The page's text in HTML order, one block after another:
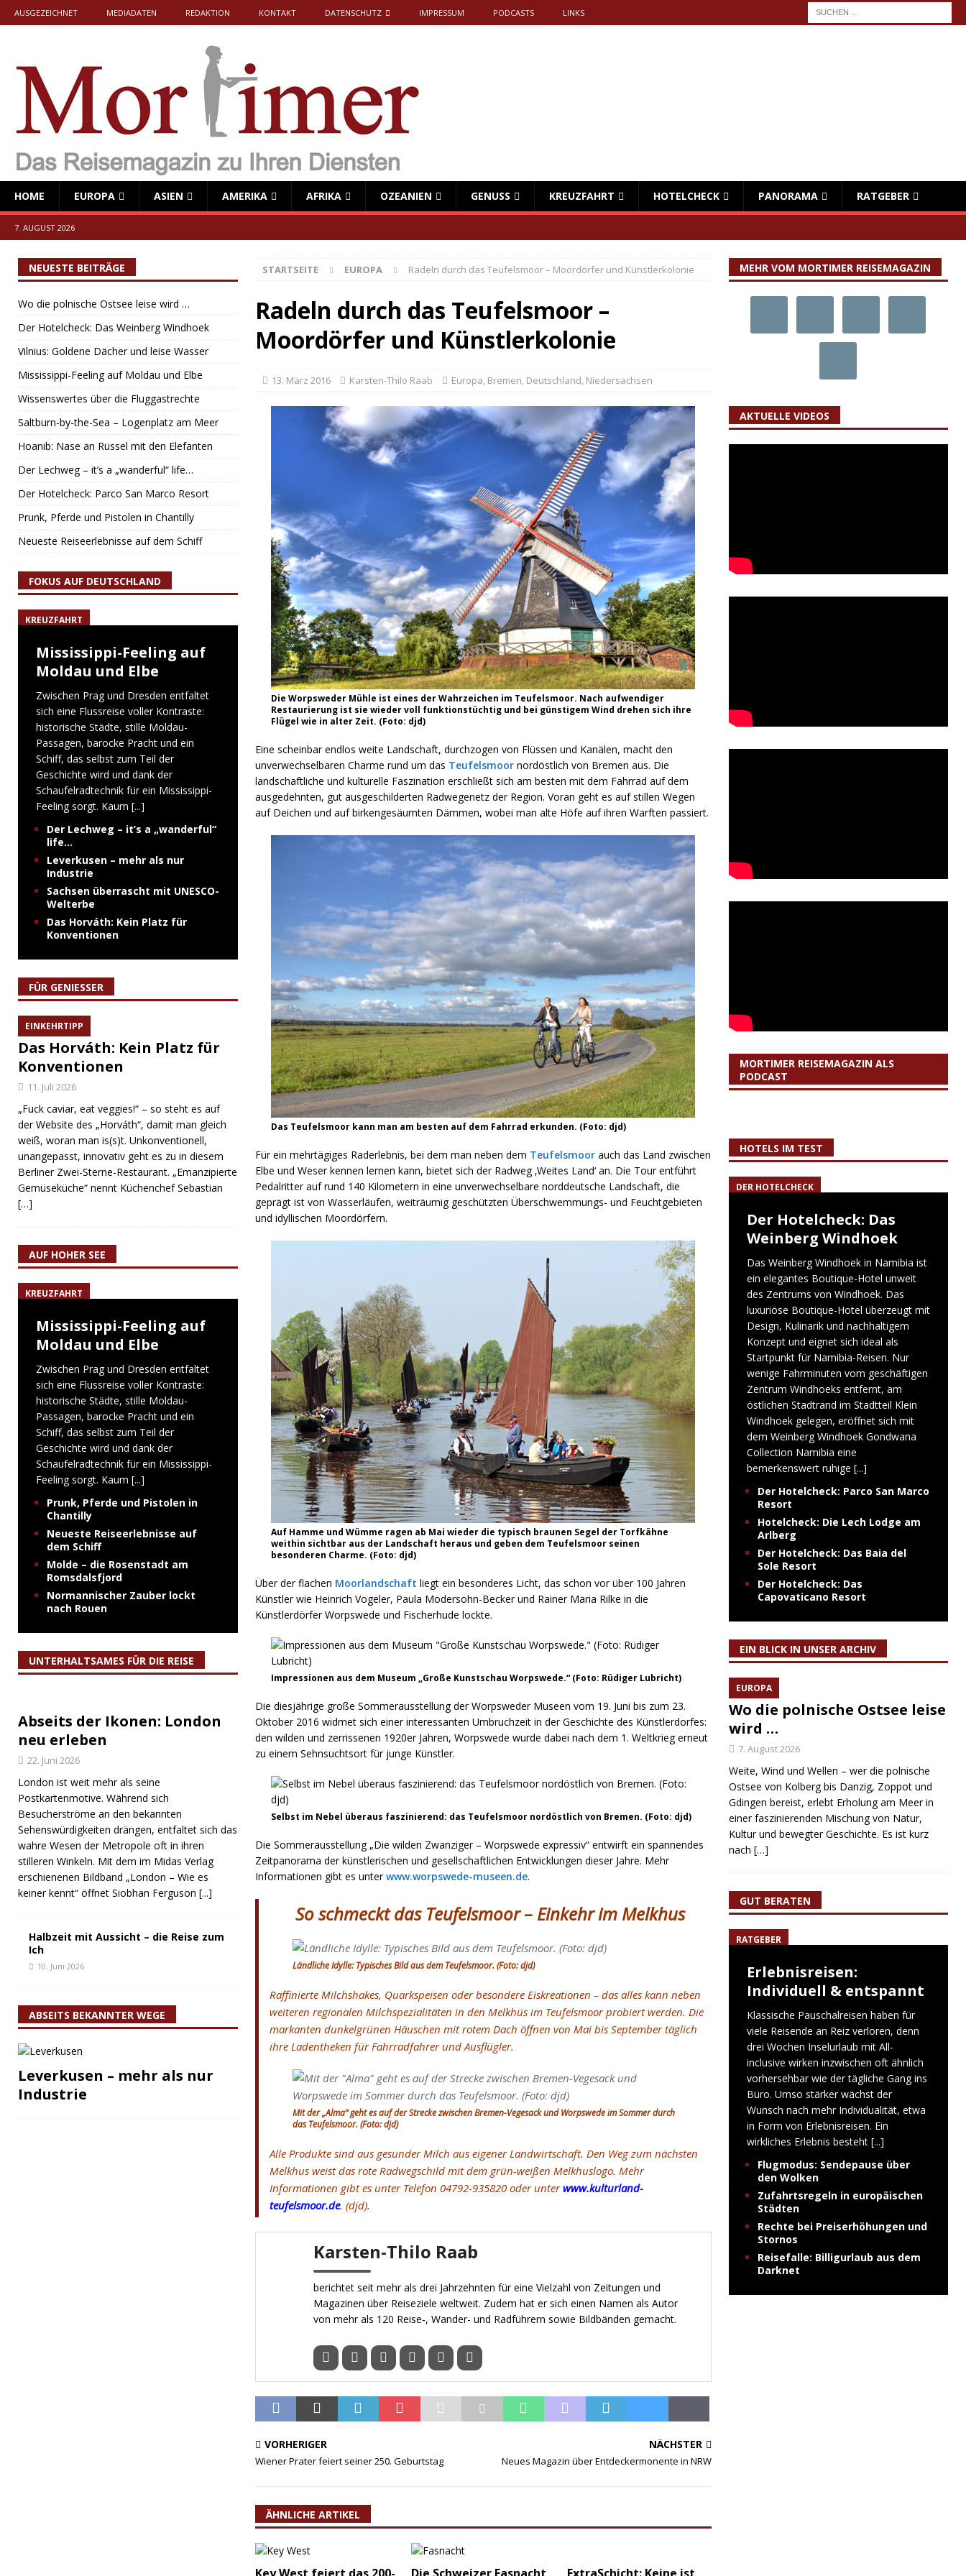
AUSGEZEICHNET MEDIADATEN REDAKTION KONTAKT DATENSCHUTZ IMPRESSUM PODCASTS LINKS
HOME EUROPA ASIEN AMERIKA AFRIKA OZEANIEN GENUSS KREUZFAHRT HOTELCHECK PANORAMA RATGEBER
7. AUGUST 2026
STARTSEITE EUROPA Radeln durch das Teufelsmoor – Moordörfer und Künstlerkolonie
Radeln durch das Teufelsmoor –
Moordörfer und Künstlerkolonie
13. März 2016 Karsten-Thilo Raab Europa, Bremen, Deutschland, Niedersachsen
Die Worpsweder Mühle ist eines der Wahrzeichen im Teufelsmoor. Nach aufwendiger
Restaurierung ist sie wieder voll funktionstüchtig und bei günstigem Wind drehen sich ihre
Flügel wie in alter Zeit. (Foto: djd)
Eine scheinbar endlos weite Landschaft, durchzogen von Flüssen und Kanälen, macht den
unverwechselbaren Charme rund um das Teufelsmoornordöstlich von Bremen aus. Die
landschaftliche und kulturelle Faszination erschließt sich am besten mit dem Fahrrad auf dem
ausgedehnten, gut ausgeschilderten Radwegenetz der Region. Voran geht es auf stillen Wegen
auf Deichen und auf birkengesäumten Dämmen, wobei man alte Höfe auf ihren Warften passiert.
Das Teufelsmoor kann man am besten auf dem Fahrrad erkunden. (Foto: djd)
Für ein mehrtägiges Raderlebnis, bei dem man neben dem Teufelsmoorauch das Land zwischen
Elbe und Weser kennen lernen kann, bietet sich der Radweg ‚Weites Land‘ an. Die Tour entführt
Pedalritter auf rund 140 Kilometern in eine unverwechselbare norddeutsche Landschaft, die
geprägt ist von Wasserläufen, weiträumig geschützten Überschwemmungs- und Feuchtgebieten
und idyllischen Moordörfern.
Auf Hamme und Wümme ragen ab Mai wieder die typisch braunen Segel der Torfkähne
weithin sichtbar aus der Landschaft heraus und geben dem Teufelsmoor seinen
besonderen Charme. (Foto: djd)
Über der flachen Moorlandschaft liegt ein besonderes Licht, das schon vor über 100 Jahren
Künstler wie Heinrich Vogeler, Paula Modersohn-Becker und Rainer Maria Rilke in die
Künstlerdörfer Worpswede und Fischerhude lockte.
Impressionen aus dem Museum „Große Kunstschau Worpswede.“ (Foto: Rüdiger Lubricht)
Die diesjährige große Sommerausstellung der Worpsweder Museen vom 19. Juni bis zum 23.
Oktober 2016 widmet sich einer interessanten Umbruchzeit in der Geschichte des Künstlerdorfes:
den wilden und zerrissenen 1920er Jahren, Worpswede wurde dabei nach dem 1. Weltkrieg erneut
zu einem Sehnsuchtsort für junge Künstler.
Selbst im Nebel überaus faszinierend: das Teufelsmoor nordöstlich von Bremen. (Foto: djd)
Die Sommerausstellung „Die wilden Zwanziger – Worpswede expressiv“ entwirft ein spannendes
Zeitpanorama der künstlerischen und gesellschaftlichen Entwicklungen dieser Jahre. Mehr
Informationen gibt es unterwww.worpswede-museen.de.
So schmeckt das Teufelsmoor – Einkehr im Melkhus
Ländliche Idylle: Typisches Bild aus dem Teufelsmoor. (Foto: djd)
Raffinierte Milchshakes, Quarkspeisen oder besondere Eiskreationen – das alles kann neben
weiteren regionalen Milchspezialitäten in den Melkhüs im Teufelsmoor probiert werden. Die
markanten dunkelgrünen Häuschen mit rotem Dach öffnen von Mai bis September täglich
ihre Ladentheken für Fahrradfahrer und Ausflügler.
Mit der „Alma“ geht es auf der Strecke zwischen Bremen-Vegesack und Worpswede im Sommer durch
das Teufelsmoor. (Foto: djd)
Alle Produkte sind aus gesunder Milch aus eigener Landwirtschaft. Den Weg zum nächsten
Melkhus weist das rote Radwegschild mit dem grün-weißen Melkhuslogo. Mehr
Informationen gibt es unter Telefon 04792-935820 oder unterwww.kulturland-
teufelsmoor.de. (djd).
Karsten-Thilo Raab
berichtet seit mehr als drei Jahrzehnten für eine Vielzahl von Zeitungen und
Magazinen über Reiseziele weltweit. Zudem hat er sich einen Namen als Autor
von mehr als 120 Reise-, Wander- und Radführern sowie Bildbänden gemacht.
VORHERIGER
Wiener Prater feiert seiner 250. Geburtstag
NÄCHSTER
Neues Magazin über Entdeckermonente in NRW
ÄHNLICHE ARTIKEL
NEUESTE BEITRÄGE
Wo die polnische Ostsee leise wird …
Der Hotelcheck: Das Weinberg Windhoek
Vilnius: Goldene Dächer und leise Wasser
Mississippi-Feeling auf Moldau und Elbe
Wissenswertes über die Fluggastrechte
Saltburn-by-the-Sea – Logenplatz am Meer
Hoanib: Nase an Rüssel mit den Elefanten
Der Lechweg – it’s a „wanderful“ life…
Der Hotelcheck: Parco San Marco Resort
Prunk, Pferde und Pistolen in Chantilly
Neueste Reiseerlebnisse auf dem Schiff
FOKUS AUF DEUTSCHLAND
KREUZFAHRT
Mississippi-Feeling auf
Moldau und Elbe
Zwischen Prag und Dresden entfaltet
sich eine Flussreise voller Kontraste:
historische Städte, stille Moldau-
Passagen, barocke Pracht und ein
Schiff, das selbst zum Teil der
Geschichte wird und dank der
Schaufelradtechnik für ein Mississippi-
Feeling sorgt. Kaum [...]
Der Lechweg – it’s a „wanderful“
life…
Leverkusen – mehr als nur
Industrie
Sachsen überrascht mit UNESCO-
Welterbe
Das Horváth: Kein Platz für
Konventionen
FÜR GENIESSER
EINKEHRTIPP
Das Horváth: Kein Platz für
Konventionen
11. Juli 2026
„Fuck caviar, eat veggies!“ – so steht es auf
der Website des „Horváth“, damit man gleich
weiß, woran man is(s)t. Unkonventionell,
unangepasst, innovativ geht es zu in diesem
Berliner Zwei-Sterne-Restaurant. „Emanzipierte
Gemüseküche“ nennt Küchenchef Sebastian
[…]
AUF HOHER SEE
KREUZFAHRT
Mississippi-Feeling auf
Moldau und Elbe
Zwischen Prag und Dresden entfaltet
sich eine Flussreise voller Kontraste:
historische Städte, stille Moldau-
Passagen, barocke Pracht und ein
Schiff, das selbst zum Teil der
Geschichte wird und dank der
Schaufelradtechnik für ein Mississippi-
Feeling sorgt. Kaum [...]
Prunk, Pferde und Pistolen in
Chantilly
Neueste Reiseerlebnisse auf
dem Schiff
Molde – die Rosenstadt am
Romsdalsfjord
Normannischer Zauber lockt
nach Rouen
UNTERHALTSAMES FÜR DIE REISE
Abseits der Ikonen: London
neu erleben
22. Juni 2026
London ist weit mehr als seine
Postkartenmotive. Während sich
Besucherströme an den bekannten
Sehenswürdigkeiten drängen, entfaltet sich das
wahre Wesen der Metropole oft in ihren
stilleren Winkeln. Mit dem im Midas Verlag
erschienenen Bildband „London – Wie es
keiner kennt“ öffnet Siobhan Ferguson [...]
Halbzeit mit Aussicht – die Reise zum
Ich
10. Juni 2026
ABSEITS BEKANNTER WEGE
Leverkusen – mehr als nur
Industrie
MEHR VOM MORTIMER REISEMAGAZIN
AKTUELLE VIDEOS
MORTIMER REISEMAGAZIN ALS
PODCAST
HOTELS IM TEST
DER HOTELCHECK
Der Hotelcheck: Das
Weinberg Windhoek
Das Weinberg Windhoek in Namibia ist
ein elegantes Boutique-Hotel unweit
des Zentrums von Windhoek. Das
luxuriöse Boutique-Hotel überzeugt mit
Design, Kulinarik und nachhaltigem
Konzept und eignet sich ideal als
Startpunkt für Namibia-Reisen. Nur
wenige Fahrminuten vom geschäftigen
Zentrum Windhoeks entfernt, am
östlichen Stadtrand im Stadtteil Klein
Windhoek gelegen, eröffnet sich mit
dem Weinberg Windhoek Gondwana
Collection Namibia eine
bemerkenswert ruhige [...]
Der Hotelcheck: Parco San Marco
Resort
Hotelcheck: Die Lech Lodge am
Arlberg
Der Hotelcheck: Das Baia del
Sole Resort
Der Hotelcheck: Das
Capovaticano Resort
EIN BLICK IN UNSER ARCHIV
EUROPA
Wo die polnische Ostsee leise
wird …
7. August 2026
Weite, Wind und Wellen – wer die polnische
Ostsee von Kolberg bis Danzig, Zoppot und
Gdingen bereist, erlebt Erholung am Meer in
einer faszinierenden Mischung von Natur,
Kultur und bewegter Geschichte. Es ist kurz
nach […]
GUT BERATEN
RATGEBER
Erlebnisreisen:
Individuell & entspannt
Klassische Pauschalreisen haben für
viele Reisende an Reiz verloren, denn
drei Wochen Inselurlaub mit All-
inclusive wirken inzwischen oft ähnlich
vorhersehbar wie der tägliche Gang ins
Büro. Umso stärker wächst der
Wunsch nach mehr Individualität, etwa
in Form von Erlebnisreisen. Ein
wirkliches Erlebnis besteht [...]
Flugmodus: Sendepause über
den Wolken
Zufahrtsregeln in europäischen
Städten
Rechte bei Preiserhöhungen und
Stornos
Reisefalle: Billigurlaub aus dem
Darknet